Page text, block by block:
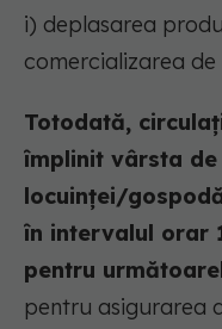
i) deplasarea
comercializarea
Totodată,
împlinit vârsta
locuinței/
în intervalul orar
pentru
pentru asigurarea